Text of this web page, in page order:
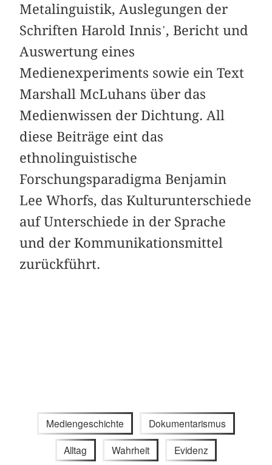
Metalinguistik, Auslegungen der
Schriften Harold Innis᾿, Bericht und
Auswertung eines
Medienexperiments sowie ein Text
Marshall McLuhans über das
Medienwissen der Dichtung. All
diese Beiträge eint das
ethnolinguistische
Forschungsparadigma Benjamin
Lee Whorfs, das Kulturunterschiede
auf Unterschiede in der Sprache
und der Kommunikationsmittel
zurückführt.
Mediengeschichte Dokumentarismus
Alltag Wahrheit Evidenz